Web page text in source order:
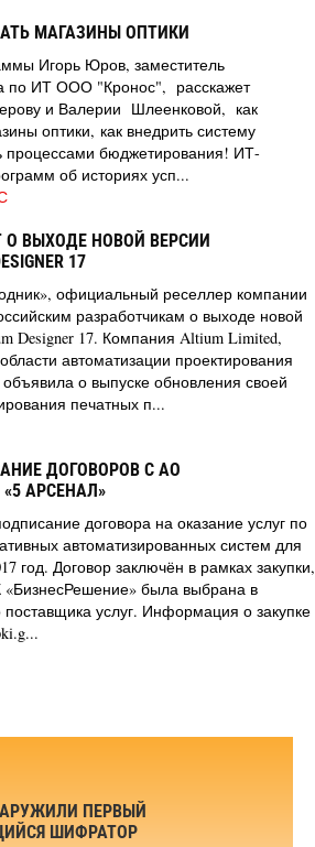
МАГАЗИНЫ ОПТИКИ
Игорь Юров, заместитель
по ИТ ООО "Кронос", расскажет
и Валерии Шлеенковой, как
оптики, как внедрить систему
процессами бюджетирования! ИТ-
об историях усп...
О ВЫХОДЕ НОВОЙ ВЕРСИИ
17
официальный реселлер компании
разработчикам о выходе новой
Designer 17. Компания Altium Limited,
автоматизации проектирования
объявила о выпуске обновления своей
печатных п...
ДОГОВОРОВ С АО
АРСЕНАЛ»
договора на оказание услуг по
автоматизированных систем для
год. Договор заключён в рамках закупки,
«БизнесРешение» была выбрана в
поставщика услуг. Информация о закупке
ПЕРВЫЙ
ШИФРАТОР